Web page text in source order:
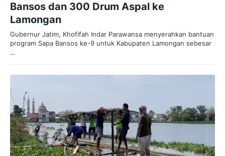
Bansos dan 300 Drum Aspal ke
Lamongan
Gubernur Jatim, Khofifah Indar Parawansa menyerahkan bantuan
program Sapa Bansos ke-9 untuk Kabupaten Lamongan sebesar
…